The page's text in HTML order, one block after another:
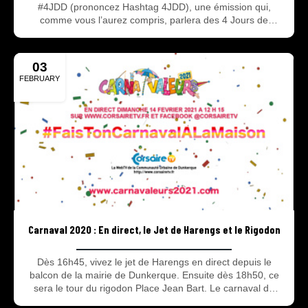
#4JDD (prononcez Hashtag 4JDD), une émission qui,
comme vous l’aurez compris, parlera des 4 Jours de
reportages, des archives, des pronostics et surtout de la
bonne humeur ! L’émission sera présentée par Fabrice
Beder et Nico Mattan. Soyez au rendez-vous sur Corsaire
TV !
03
FEBRUARY
Carnaval 2020 : En direct, le Jet de Harengs et le Rigodon
Dès 16h45, vivez le jet de Harengs en direct depuis le
balcon de la mairie de Dunkerque. Ensuite dès 18h50, ce
sera le tour du rigodon Place Jean Bart. Le carnaval de